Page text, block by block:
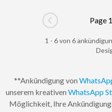
Go to previous
Page
1 - 6 von 6
**Ankündigung von
unserem kreativen WhatsApp
Möglichkeit, Ihre